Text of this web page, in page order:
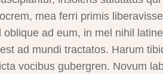
mea ferri primis
ad eum, in mel nihil
ad mundi tractatos. Harum
vocibus gubergren. Novum